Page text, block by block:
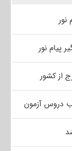
نور
پیام نور
از کشور
دروس آزمون